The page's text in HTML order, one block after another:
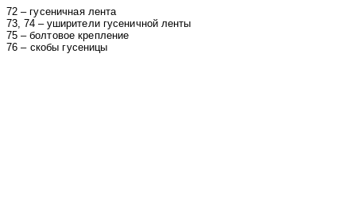
72 –гусеничная лента
73, 74 – уширители гусеничнойленты
75 – болтовое крепление
76 – скобыгусеницы